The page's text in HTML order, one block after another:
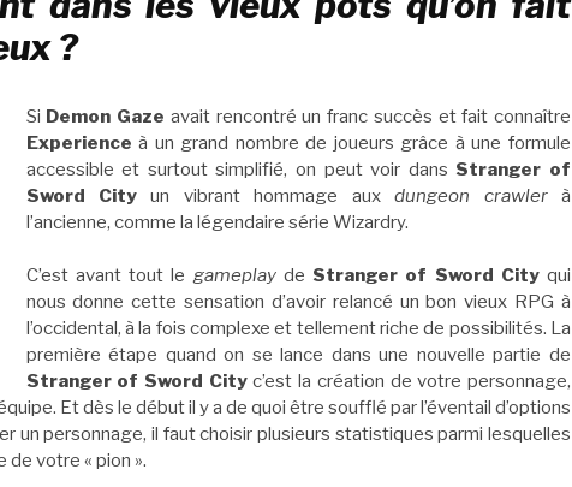
?
Si Demon Gaze avait rencontré un franc succès et fait connaître
Experience à un grand nombre de joueurs grâce à une formule
accessible et surtout simplifié, on peut voir dans Stranger of
Sword Cityun vibrant hommage auxdungeon crawlerà
l’ancienne, comme la légendaire série Wizardry.
C’est avant tout le gameplayde Stranger of Sword Cityqui
nous donne cette sensation d’avoir relancé un bon vieux RPG à
l’occidental, à la fois complexe et tellement riche de possibilités. La
première étape quand on se lance dans une nouvelle partie de
Stranger of Sword Cityc’est la création de votre personnage,
Et dès le début il y a de quoi être soufflé par l’éventail d’options
un personnage, il faut choisir plusieurs statistiques parmi lesquelles
de votre « pion ».